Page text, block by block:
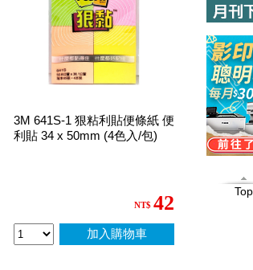
Top
3M 641S-1 狠粘利貼便條紙 便
利貼 34 x 50mm (4色入/包)
NT$ 42
加入購物車